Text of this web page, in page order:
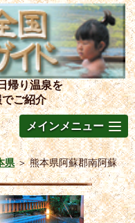
帰り温泉を
ご紹介
メインメニュー
県＞熊本県阿蘇郡南阿蘇